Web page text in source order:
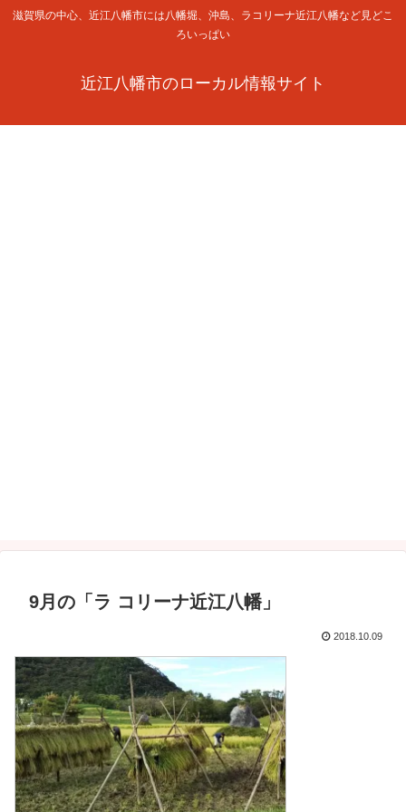
滋賀県の中心、近江八幡市には八幡堀、沖島、ラコリーナ近江八幡など見どこ
ろいっぱい
近江八幡市のローカル情報サイト
9月の「ラ コリーナ近江八幡」
2018.10.09